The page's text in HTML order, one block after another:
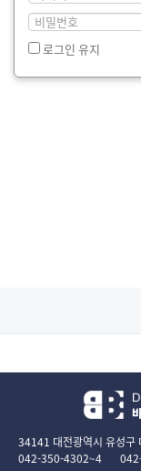
로그인 유지
34141 대전광역시 유성구
042-350-4302~4